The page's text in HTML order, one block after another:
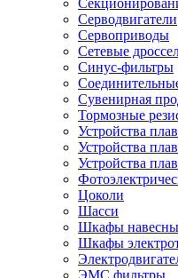
Серводвигатели
Сервоприводы
Сетевые
Синус-фильтры
Сувенирная
Тормозные
Устройства
Устройства
Устройства
Цоколи
Шасси
Шкафы
Шкафы
ЭМС фильтры